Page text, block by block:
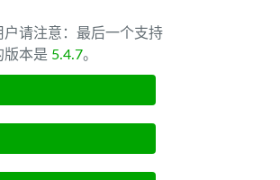
请注意：最后一个支持
版本是 5.4.7。